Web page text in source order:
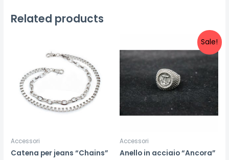
Related products
Accessori
Catena per jeans “Chains”
Sale!
Accessori
Anello in acciaio “Ancora”